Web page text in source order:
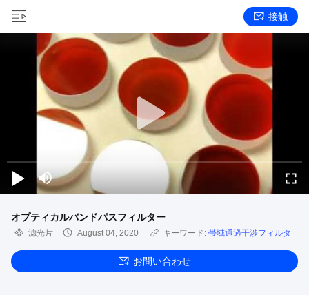
接触
オプティカルバンドパスフィルター
滤光片 August 04, 2020 キーワード: 帯域通過干渉フィルタ
お問い合わせ